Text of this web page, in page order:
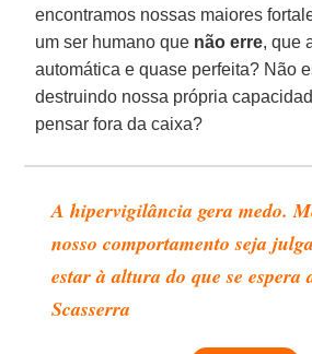
encontramos nossas maiores
um ser humano que não erre, que
automática e quase perfeita? Não
destruindo nossa própria
pensar fora da caixa?
A hipervigilância gera medo.
nosso comportamento seja
estar à altura do que se espera
Scasserra